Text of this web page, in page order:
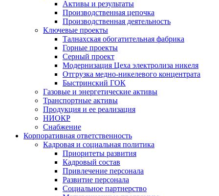
Активы и результаты
Производственная цепочка
Производственная деятельность
Ключевые проекты
Талнахская обогатительная фабрика
Горные проекты
Серный проект
Модернизация Цеха электролиза никеля
Отгрузка медно-никелевого концентрата
Быстринский ГОК
Газовые и энергетические активы
Транспортные активы
Продукция и ее реализация
НИОКР
Снабжение
Корпоративная ответственность
Кадровая и социальная политика
Приоритеты развития
Кадровый состав
Привлечение персонала
Развитие персонала
Социальное партнерство